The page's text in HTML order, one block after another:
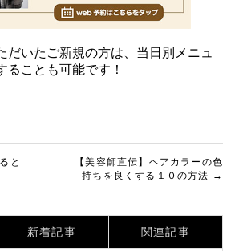
いたご新規の方は、当日別メニュ
ることも可能です！
と
【美容師直伝】ヘアカラーの色
持ちを良くする１０の方法 →
新着記事 関連記事